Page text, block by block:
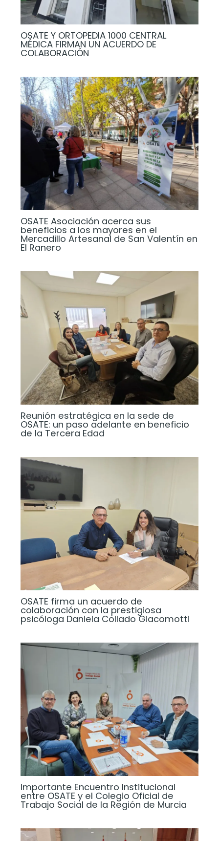
OSATE Y ORTOPEDIA 1000 CENTRAL
MÉDICA FIRMAN UN ACUERDO DE
COLABORACIÓN
OSATE Asociación acerca sus
beneficios a los mayores en el
Mercadillo Artesanal de San Valentín en
El Ranero
Reunión estratégica en la sede de
OSATE: un paso adelante en beneficio
de la Tercera Edad
OSATE firma un acuerdo de
colaboración con la prestigiosa
psicóloga Daniela Collado Giacomotti
Importante Encuentro Institucional
entre OSATE y el Colegio Oficial de
Trabajo Social de la Región de Murcia